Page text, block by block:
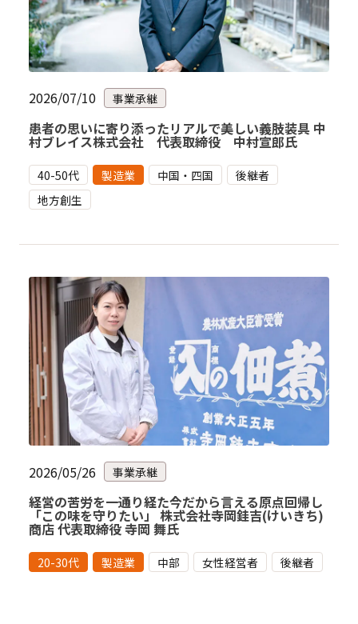
2026/07/10 事業承継
患者の思いに寄り添ったリアルで美しい義肢装具 中
村ブレイス株式会社 代表取締役 中村宣郎氏
40-50代 製造業 中国・四国
後継者
地方創生
2026/05/26 事業承継
経営の苦労を一通り経た今だから言える原点回帰し
「この味を守りたい」 株式会社寺岡銈吉(けいきち)
商店 代表取締役 寺岡 舞氏
20-30代 製造業 中部 女性経営者 後継者